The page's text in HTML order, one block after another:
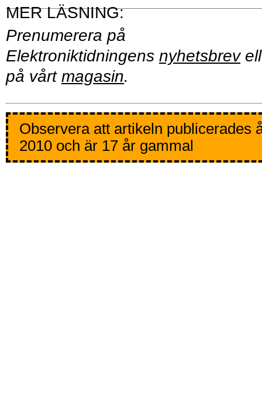
Prenumerera på
Elektroniktidningens nyhetsbrev
på vårt magasin.
Observera att artikeln publicerades
2010 och är 17 år gammal